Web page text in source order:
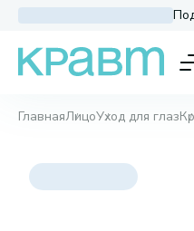
ГлавнаяЛицоУход для глаз